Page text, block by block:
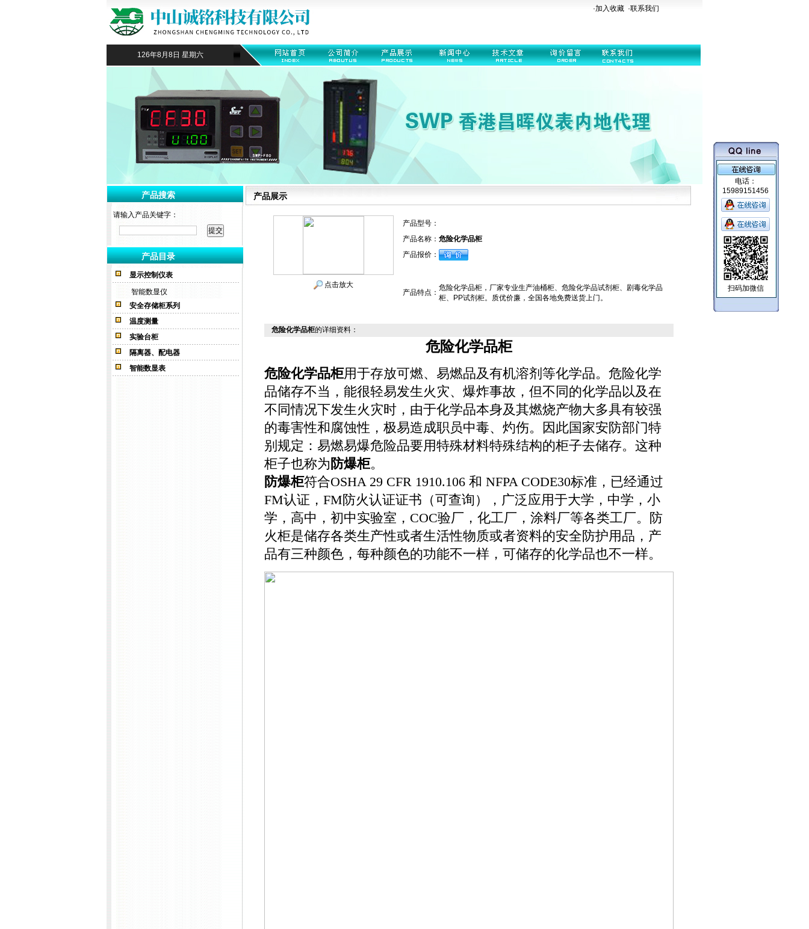
·加入收藏 ·联系我们
126年8月8日 星期六
产品搜索
请输入产品关键字：
产品目录
显示控制仪表
智能数显仪
安全存储柜系列
温度测量
实验台柜
隔离器、配电器
智能数显表
产品展示
点击放大
产品型号：
产品名称： 危险化学品柜
产品报价：
产品特点：
危险化学品柜，厂家专业生产油桶柜、危险化学品试剂柜、剧毒化学品
柜、PP试剂柜。质优价廉，全国各地免费送货上门。
危险化学品柜的详细资料：
危险化学品柜
危险化学品柜用于存放可燃、易燃品及有机溶剂等化学品。危险化学
品储存不当，能很轻易发生火灾、爆炸事故，但不同的化学品以及在
不同情况下发生火灾时，由于化学品本身及其燃烧产物大多具有较强
的毒害性和腐蚀性，极易造成职员中毒、灼伤。因此国家安防部门特
别规定：易燃易爆危险品要用特殊材料特殊结构的柜子去储存。这种
柜子也称为 防爆柜。
防爆柜符合OSHA 29 CFR 1910.106 和 NFPA CODE30标准，已经通过
FM认证，FM防火认证证书（可查询），广泛应用于大学，中学，小
学，高中，初中实验室，COC验厂，化工厂，涂料厂等各类工厂。防
火柜是储存各类生产性或者生活性物质或者资料的安全防护用品，产
品有三种颜色，每种颜色的功能不一样，可储存的化学品也不一样。
电话：
15989151456
扫码加微信